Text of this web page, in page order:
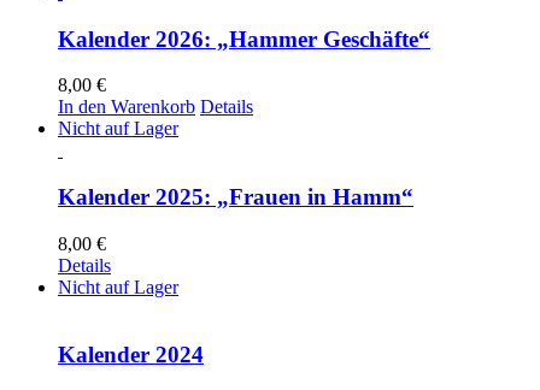
Kalender 2026: „Hammer Geschäfte“
8,00 €
In den Warenkorb Details
Nicht auf Lager
Kalender 2025: „Frauen in Hamm“
8,00 €
Details
Nicht auf Lager
Kalender 2024